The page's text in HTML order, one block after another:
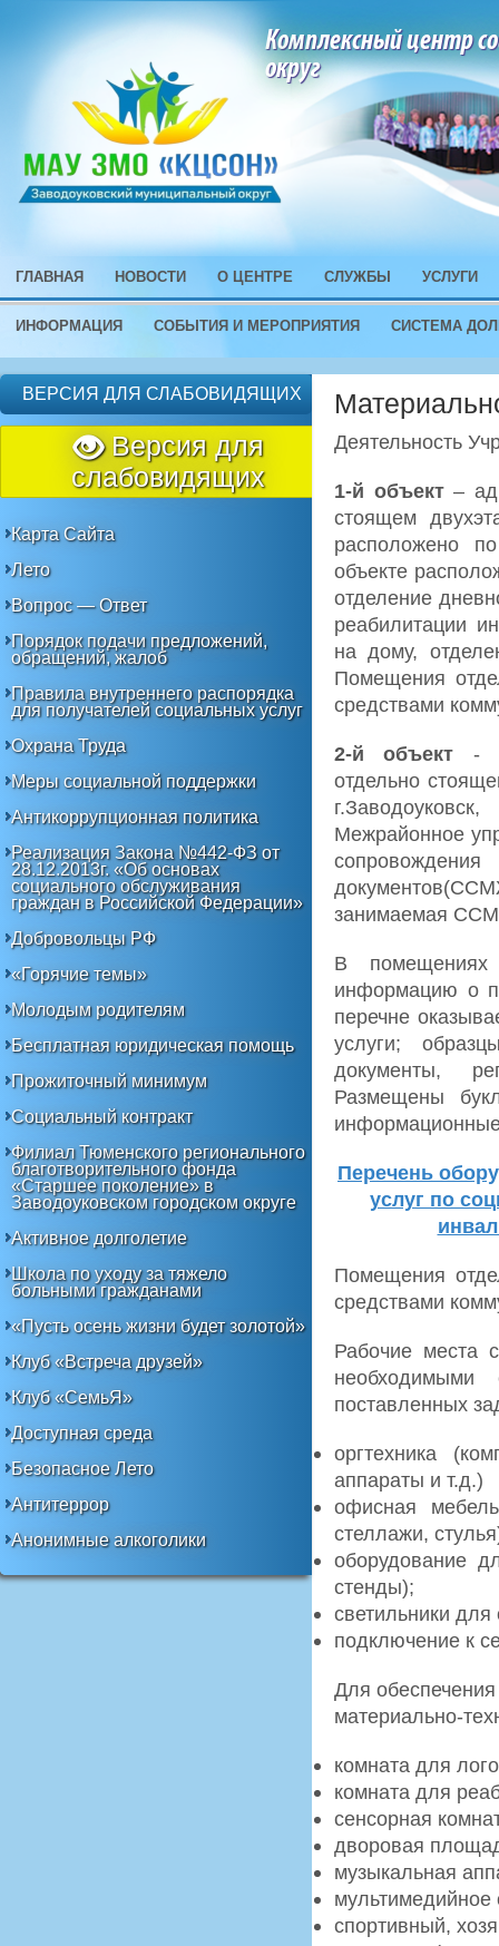
Комплексный центр
округ
ГЛАВНАЯ НОВОСТИ О ЦЕНТРЕ СЛУЖБЫ УСЛУГИ
ИНФОРМАЦИЯ СОБЫТИЯ И МЕРОПРИЯТИЯ СИСТЕМА
Деятельность
1-й объект–
стоящем
расположено
объекте
отделение
реабилитации
на дому,
Помещения
средствами
2-й объект -
отдельно
Межрайонное
занимаемая
В помещениях
информацию о
перечне
услуги;
документы,
Размещены
Перечень
услуг по
Помещения
средствами
Рабочие места
необходимыми
поставленных
оргтехника
аппараты и т.д.)
офисная
стеллажи,
оборудование
стенды);
светильники
подключение к
Для
материально-
комната для
комната для
сенсорная
дворовая
музыкальная
мультимедийное
спортивный,
ВЕРСИЯ ДЛЯ СЛАБОВИДЯЩИХ
Версия для
слабовидящих
Карта Сайта
Лето
Вопрос — Ответ
Порядок подачи предложений,
обращений, жалоб
Правила внутреннего распорядка
для получателей социальных услуг
Охрана Труда
Меры социальной поддержки
Антикоррупционная политика
Реализация Закона №442-ФЗ от
28.12.2013г. «Об основах
социального обслуживания
граждан в Российской Федерации»
Добровольцы РФ
«Горячие темы»
Молодым родителям
Бесплатная юридическая помощь
Прожиточный минимум
Социальный контракт
Филиал Тюменского регионального
благотворительного фонда
«Старшее поколение» в
Заводоуковском городском округе
Активное долголетие
Школа по уходу за тяжело
больными гражданами
«Пусть осень жизни будет золотой»
Клуб «Встреча друзей»
Клуб «СемьЯ»
Доступная среда
Безопасное Лето
Антитеррор
Анонимные алкоголики